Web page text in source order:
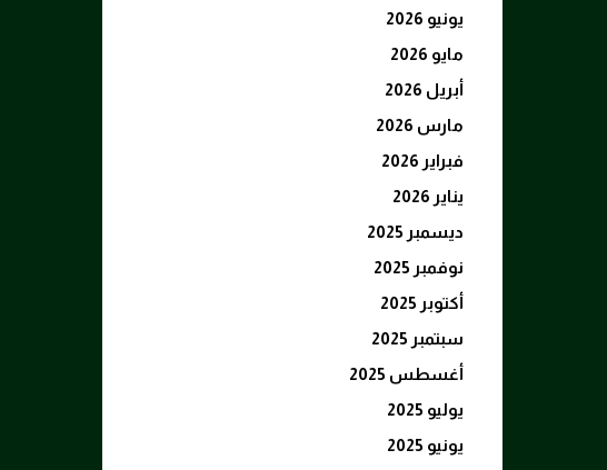
يونيو 2026
مايو 2026
أبريل 2026
مارس 2026
فبراير 2026
يناير 2026
ديسمبر 2025
نوفمبر 2025
أكتوبر 2025
سبتمبر 2025
أغسطس 2025
يوليو 2025
يونيو 2025